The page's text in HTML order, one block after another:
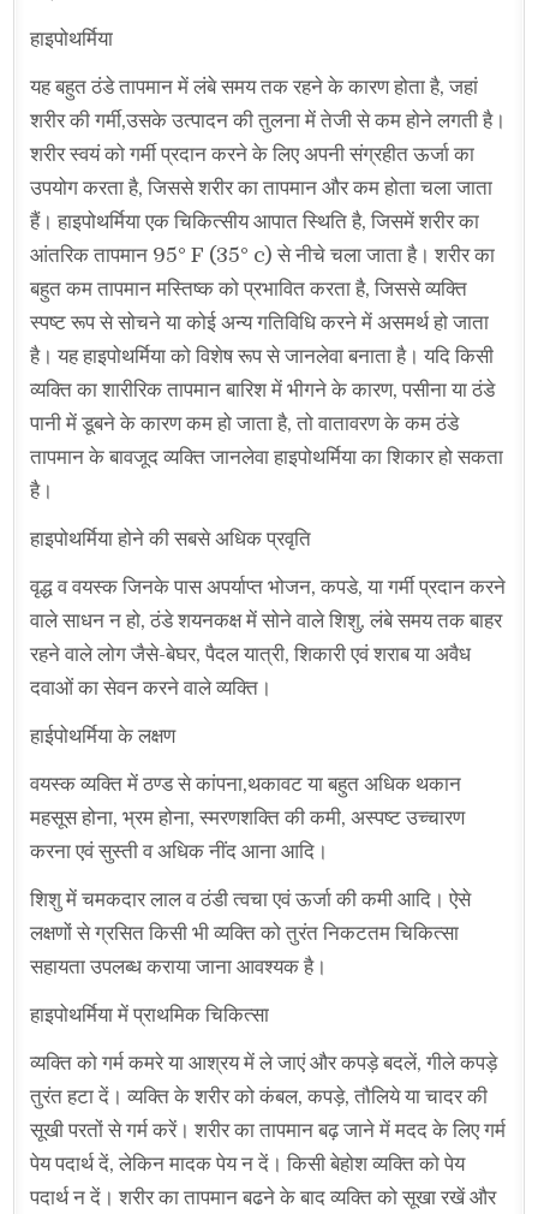
हाइपोथर्मिया
यह बहुत ठंडे तापमान में लंबे समय तक रहने के कारण होता है, जहां
शरीर की गर्मी,उसके उत्पादन की तुलना में तेजी से कम होने लगती है।
शरीर स्वयं को गर्मी प्रदान करने के लिए अपनी संग्रहीत ऊर्जा का
उपयोग करता है, जिससे शरीर का तापमान और कम होता चला जाता
हैं। हाइपोथर्मिया एक चिकित्सीय आपात स्थिति है, जिसमें शरीर का
आंतरिक तापमान 95° F (35° c) से नीचे चला जाता है। शरीर का
बहुत कम तापमान मस्तिष्क को प्रभावित करता है, जिससे व्यक्ति
स्पष्ट रूप से सोचने या कोई अन्य गतिविधि करने में असमर्थ हो जाता
है। यह हाइपोथर्मिया को विशेष रूप से जानलेवा बनाता है। यदि किसी
व्यक्ति का शारीरिक तापमान बारिश में भीगने के कारण, पसीना या ठंडे
पानी में डूबने के कारण कम हो जाता है, तो वातावरण के कम ठंडे
तापमान के बावजूद व्यक्ति जानलेवा हाइपोथर्मिया का शिकार हो सकता
है।
हाइपोथर्मिया होने की सबसे अधिक प्रवृति
वृद्ध व वयस्क जिनके पास अपर्याप्त भोजन, कपडे, या गर्मी प्रदान करने
वाले साधन न हो, ठंडे शयनकक्ष में सोने वाले शिशु, लंबे समय तक बाहर
रहने वाले लोग जैसे-बेघर, पैदल यात्री, शिकारी एवं शराब या अवैध
दवाओं का सेवन करने वाले व्यक्ति।
हाईपोथर्मिया के लक्षण
वयस्क व्यक्ति में ठण्ड से कांपना,थकावट या बहुत अधिक थकान
महसूस होना, भ्रम होना, स्मरणशक्ति की कमी, अस्पष्ट उच्चारण
करना एवं सुस्ती व अधिक नींद आना आदि।
शिशु में चमकदार लाल व ठंडी त्वचा एवं ऊर्जा की कमी आदि। ऐसे
लक्षणों से ग्रसित किसी भी व्यक्ति को तुरंत निकटतम चिकित्सा
सहायता उपलब्ध कराया जाना आवश्यक है।
हाइपोथर्मिया में प्राथमिक चिकित्सा
व्यक्ति को गर्म कमरे या आश्रय में ले जाएं और कपड़े बदलें, गीले कपड़े
तुरंत हटा दें। व्यक्ति के शरीर को कंबल, कपड़े, तौलिये या चादर की
सूखी परतों से गर्म करें। शरीर का तापमान बढ़ जाने में मदद के लिए गर्म
पेय पदार्थ दें, लेकिन मादक पेय न दें। किसी बेहोश व्यक्ति को पेय
पदार्थ न दें। शरीर का तापमान बढने के बाद व्यक्ति को सूखा रखें और